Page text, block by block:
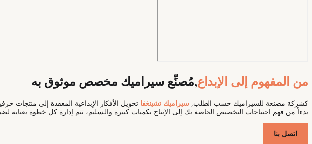
من المفهوم إلى الإبداع,مُصنِّع سيراميك مخصص موثوق به
كشركة مصنعة للسيراميك حسب الطلب, سيراميك تشينغفا تحويل الأفكار الإبداعية المعقدة إلى منتجات
بدءاً من فهم احتياجات التخصيص الخاصة بك إلى الإنتاج بكميات كبيرة والتسليم، تتم إدارة كل خطوة بعناية
اتصل بنا